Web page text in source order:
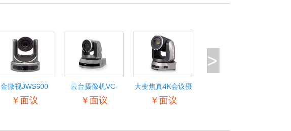
金微视JWS600
议摄像机
SDI/HDMI/网络会
￥面议
云台摄像机VC-
￥面议
大变焦真4K会议摄
H711K/H717K
￥面议
>